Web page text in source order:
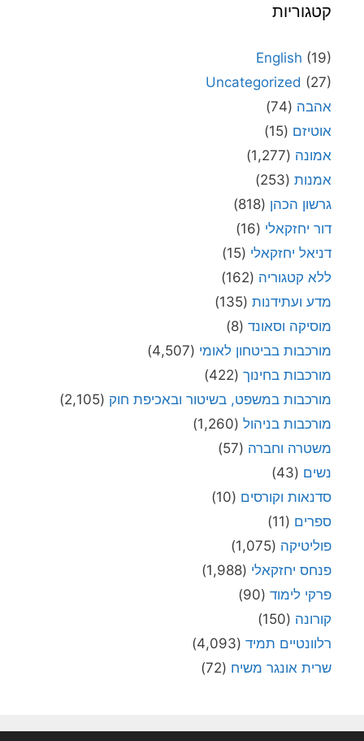
קטגוריות
English (19)
Uncategorized (27)
אהבה (74)
אוטיזם (15)
אמונה (1,277)
אמנות (253)
גרשון הכהן (818)
דור יחזקאלי (16)
דניאל יחזקאלי (15)
ללא קטגוריה (162)
מדע ועתידנות (135)
מוסיקה וסאונד (8)
מורכבות בביטחון לאומי (4,507)
מורכבות בחינוך (422)
מורכבות במשפט, בשיטור ובאכיפת חוק (2,105)
מורכבות בניהול (1,260)
משטרה וחברה (57)
נשים (43)
סדנאות וקורסים (10)
ספרים (11)
פוליטיקה (1,075)
פנחס יחזקאלי (1,988)
פרקי לימוד (90)
קורונה (150)
רלוונטיים תמיד (4,093)
שרית אונגר משיח (72)